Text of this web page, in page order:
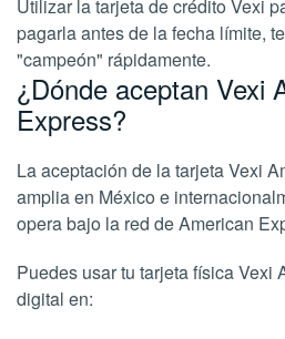
Utilizar la tarjeta de crédito Vexi
pagarla antes de la fecha límite,
"campeón" rápidamente.
¿Dónde aceptan Vexi
Express?
La aceptación de la tarjeta Vexi
amplia en México e
opera bajo la red de American
Puedes usar tu tarjeta física Vexi
digital en: